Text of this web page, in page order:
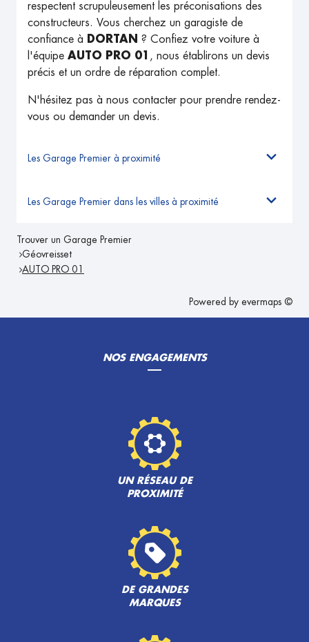
respectent scrupuleusement les préconisations des
constructeurs. Vous cherchez un garagiste de
confiance à
DORTAN ? Confiez votre voiture à
l'équipe AUTO PRO 01 , nous établirons un devis
précis et un ordre de réparation complet.
N'hésitez pas à nous contacter pour prendre rendez-
vous ou demander un devis.
Les Garage Premier à proximité
Les Garage Premier dans les villes à proximité
Trouver un Garage Premier
Géovreisset
AUTO PRO 01
Powered by evermaps ©
NOS ENGAGEMENTS
UN RÉSEAU DE
PROXIMITÉ
DE GRANDES
MARQUES